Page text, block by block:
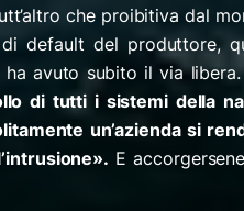
che proibitiva dal
default del produttore,
ha avuto subito il via
di tutti i sistemi della
un’azienda si
». E